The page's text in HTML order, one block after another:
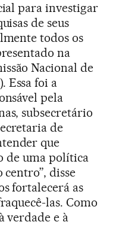
para investigar
de seus
todos os
na
Nacional de
Essa foi a
pela
subsecretário
de
que
de uma política
disse
fortalecerá as
las. Como
verdade e à